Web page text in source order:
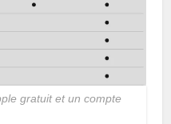
gratuit et un compte